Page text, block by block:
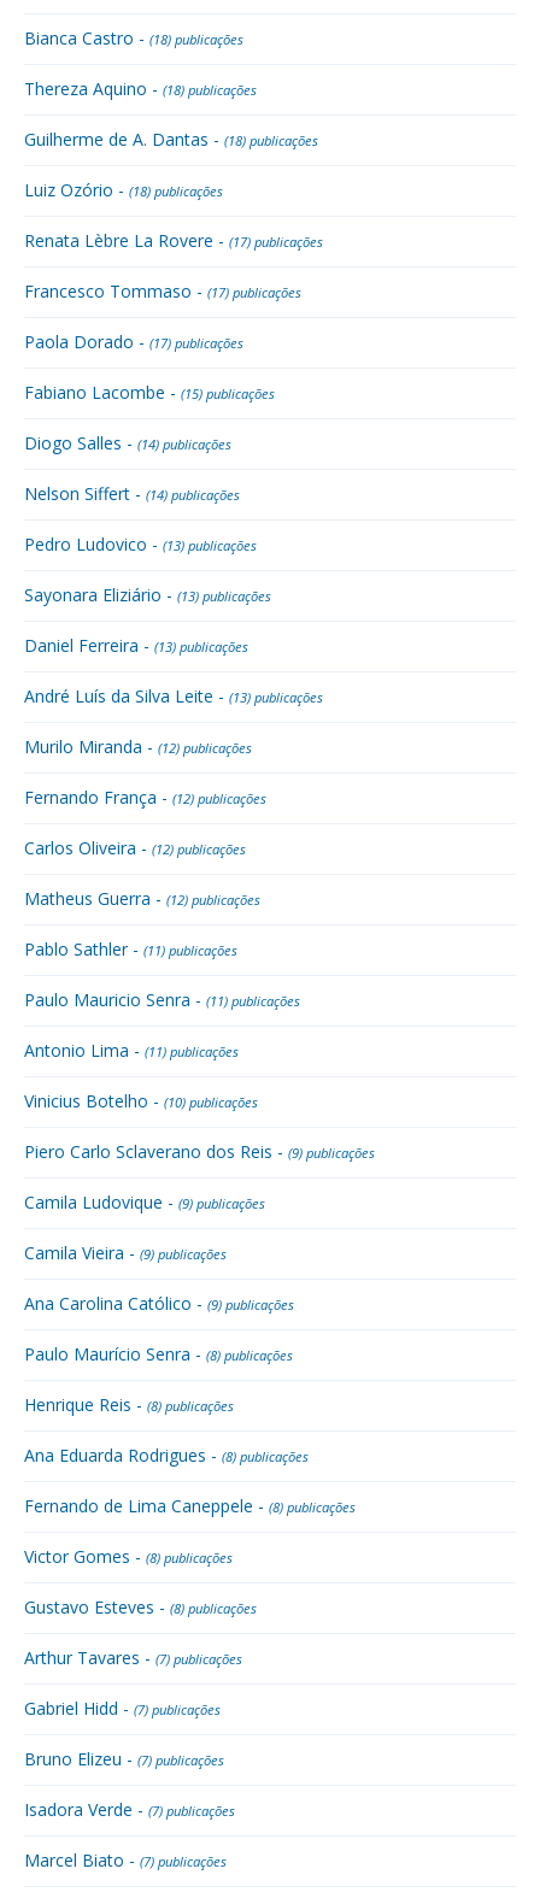
Bianca Castro - (18) publicações
Thereza Aquino - (18) publicações
Guilherme de A. Dantas - (18) publicações
Luiz Ozório - (18) publicações
Renata Lèbre La Rovere - (17) publicações
Francesco Tommaso - (17) publicações
Paola Dorado - (17) publicações
Fabiano Lacombe - (15) publicações
Diogo Salles - (14) publicações
Nelson Siffert - (14) publicações
Pedro Ludovico - (13) publicações
Sayonara Eliziário - (13) publicações
Daniel Ferreira - (13) publicações
André Luís da Silva Leite - (13) publicações
Murilo Miranda - (12) publicações
Fernando França - (12) publicações
Carlos Oliveira - (12) publicações
Matheus Guerra - (12) publicações
Pablo Sathler - (11) publicações
Paulo Mauricio Senra - (11) publicações
Antonio Lima - (11) publicações
Vinicius Botelho - (10) publicações
Piero Carlo Sclaverano dos Reis - (9) publicações
Camila Ludovique - (9) publicações
Camila Vieira - (9) publicações
Ana Carolina Católico - (9) publicações
Paulo Maurício Senra - (8) publicações
Henrique Reis - (8) publicações
Ana Eduarda Rodrigues - (8) publicações
Fernando de Lima Caneppele - (8) publicações
Victor Gomes - (8) publicações
Gustavo Esteves - (8) publicações
Arthur Tavares - (7) publicações
Gabriel Hidd - (7) publicações
Bruno Elizeu - (7) publicações
Isadora Verde - (7) publicações
Marcel Biato - (7) publicações